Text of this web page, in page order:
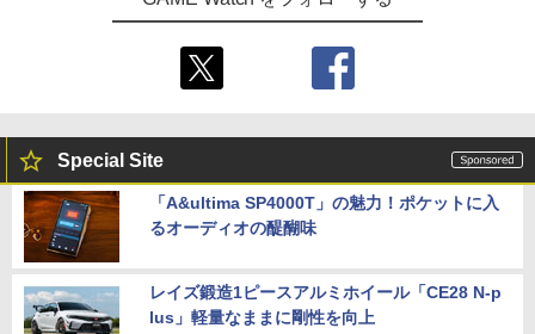
Special Site
「A&ultima SP4000T」の魅力！ポケットに入
るオーディオの醍醐味
レイズ鍛造1ピースアルミホイール「CE28 N-p
lus」軽量なままに剛性を向上